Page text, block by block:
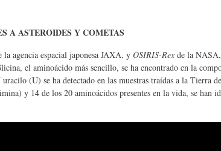
A ASTEROIDES Y COMETAS
la agencia espacial japonesa JAXA, y OSIRIS-Rexde la NASA,
el aminoácido más sencillo, se ha encontrado en la
(U) se ha detectado en las muestras traídas a la Tierra
y 14 de los 20 aminoácidos presentes en la vida, se han